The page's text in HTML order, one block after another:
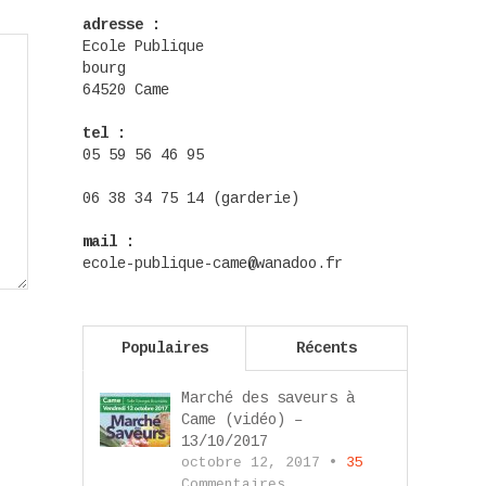
adresse :
Ecole Publique
bourg
64520 Came
tel :
05 59 56 46 95
06 38 34 75 14 (garderie)
mail :
ecole-publique-came@wanadoo.fr
Populaires Récents
Marché des saveurs à
Came (vidéo) –
13/10/2017
octobre 12, 2017 • 35